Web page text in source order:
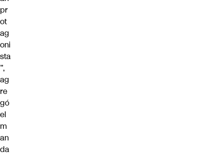
pr
ot
ag
oni
sta
”,
ag
re
gó
el
m
an
da